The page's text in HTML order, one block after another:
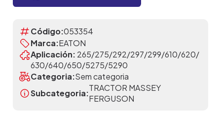
Código:053354
Marca:EATON
Aplicación: 265/275/292/297/299/610/620/
630/640/650/5275/5290
Categoria:Sem categoria
Subcategoria:
TRACTOR MASSEY
FERGUSON